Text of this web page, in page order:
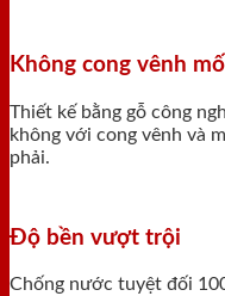
Không cong vênh
Thiết kế bằng gỗ công
không với cong vênh và
phải.
Độ bền vượt trội
Chống nước tuyệt đối